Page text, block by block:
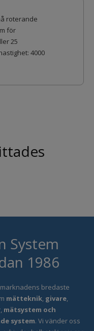
roterande
för
25
4000
System
1986
bredaste
mätteknik, givare,
, mätsystem och
system. Vi vänder oss